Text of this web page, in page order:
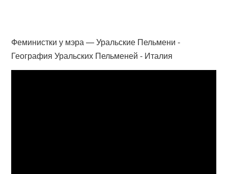
Феминистки у мэра — Уральские Пельмени -
География Уральских Пельменей - Италия